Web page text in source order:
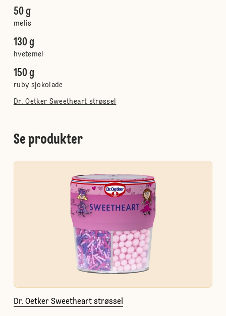
50 g
melis
130 g
hvetemel
150 g
ruby sjokolade
Dr. Oetker Sweetheart strøssel
Se produkter
Dr. Oetker Sweetheart strøssel